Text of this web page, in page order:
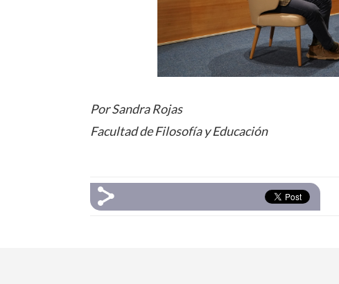
Por Sandra Rojas
Facultad de Filosofía y Educación